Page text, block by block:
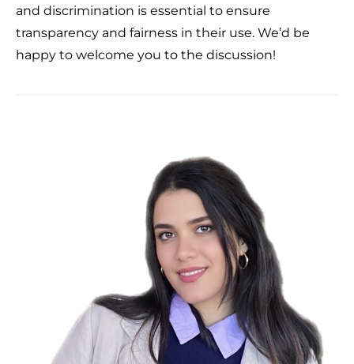
and discrimination is essential to ensure
transparency and fairness in their use. We’d be
happy to welcome you to the discussion!